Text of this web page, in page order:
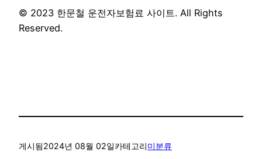
© 2023 한문철 운전자보험료 사이트. All Rights
Reserved.
게시됨2024년 08월 02일카테고리미분류